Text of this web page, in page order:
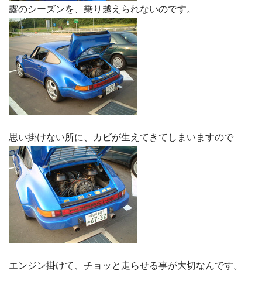
露のシーズンを、乗り越えられないのです。
思い掛けない所に、カビが生えてきてしまいますので
エンジン掛けて、チョッと走らせる事が大切なんです。